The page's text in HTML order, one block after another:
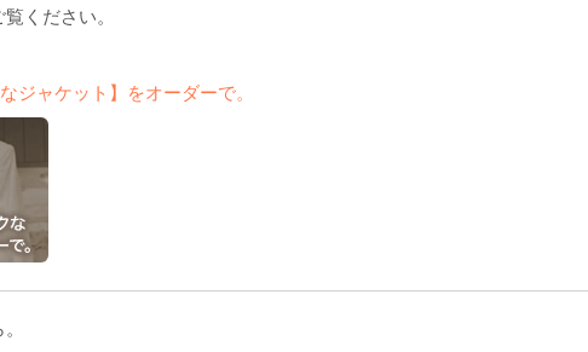
ください。
ジャケット】をオーダーで。